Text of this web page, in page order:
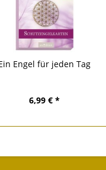
Engel für jeden Tag
6,99 € *